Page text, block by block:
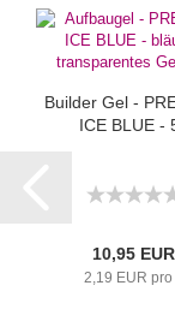
Builder Gel -
ICE BLUE -
10,95 EUR
2,19 EUR pro